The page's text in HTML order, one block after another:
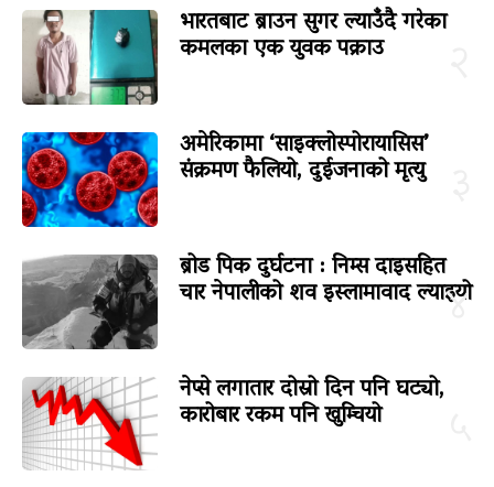
भारतबाट ब्राउन सुगर ल्याउँदै गरेका
कमलका एक युवक पक्राउ
अमेरिकामा ‘साइक्लोस्पोरायासिस’
संक्रमण फैलियो, दुईजनाको मृत्यु
४
ब्रोड पिक दुर्घटना : निम्स दाइसहित
चार नेपालीको शव इस्लामावाद ल्याइयो
नेप्से लगातार दोस्रो दिन पनि घट्यो,
कारोबार रकम पनि खुम्चियो